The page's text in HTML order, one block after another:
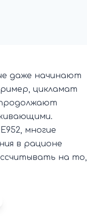
даже начинают
цикламат
продолжают
многие
в рационе
на то,